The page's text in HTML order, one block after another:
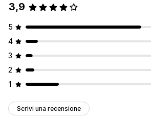
3,9
5
4
3
2
1
Scrivi una recensione